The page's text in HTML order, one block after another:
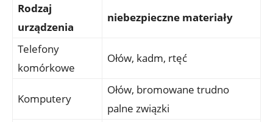
Rodzaj
urządzenia
niebezpieczne materiały
Telefony
komórkowe
Ołów, kadm, rtęć
Komputery
Ołów, bromowane trudno
palne związki